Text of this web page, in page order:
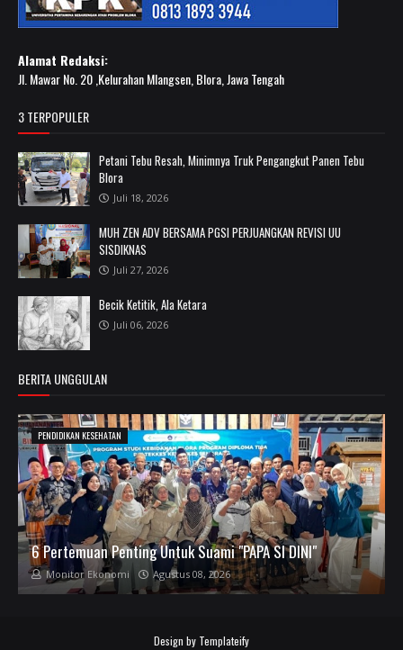
Alamat Redaksi:
Jl. Mawar No. 20 ,Kelurahan Mlangsen, Blora, Jawa Tengah
3 TERPOPULER
Petani Tebu Resah, Minimnya Truk Pengangkut Panen Tebu
Blora
Juli 18, 2026
MUH ZEN ADV BERSAMA PGSI PERJUANGKAN REVISI UU
SISDIKNAS
Juli 27, 2026
Becik Ketitik, Ala Ketara
Juli 06, 2026
BERITA UNGGULAN
PENDIDIKAN KESEHATAN
6 Pertemuan Penting Untuk Suami "PAPA SI DINI"
Monitor Ekonomi Agustus 08, 2026
Design by Templateify